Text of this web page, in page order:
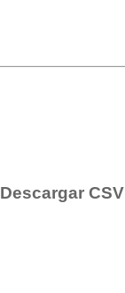
Descargar CSV